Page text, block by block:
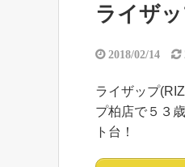
ライザ
2018/02/14
ライザップ
プ柏店で５３
ト台！